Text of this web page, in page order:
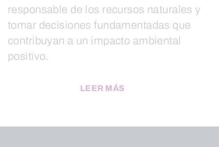
responsable de los recursos naturales y
tomar decisiones fundamentadas que
contribuyan a un impacto ambiental
positivo.
LEER MÁS